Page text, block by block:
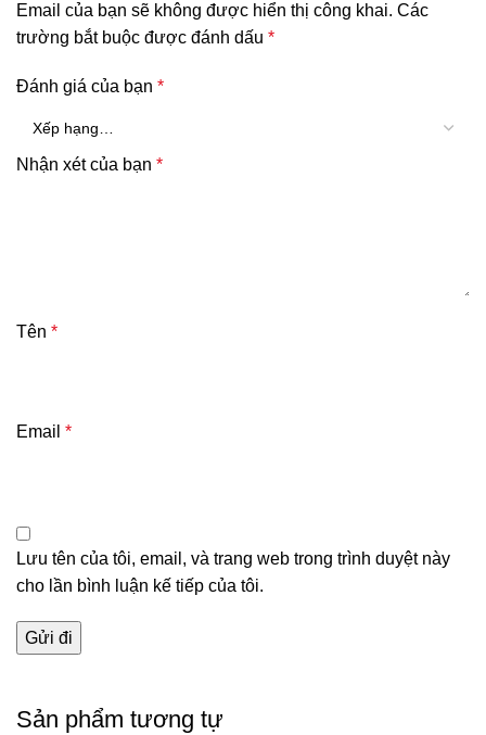
Email của bạn sẽ không được hiển thị công khai. Các
trường bắt buộc được đánh dấu *
Đánh giá của bạn *
Nhận xét của bạn *
Tên *
Email *
Lưu tên của tôi, email, và trang web trong trình duyệt này
cho lần bình luận kế tiếp của tôi.
Sản phẩm tương tự